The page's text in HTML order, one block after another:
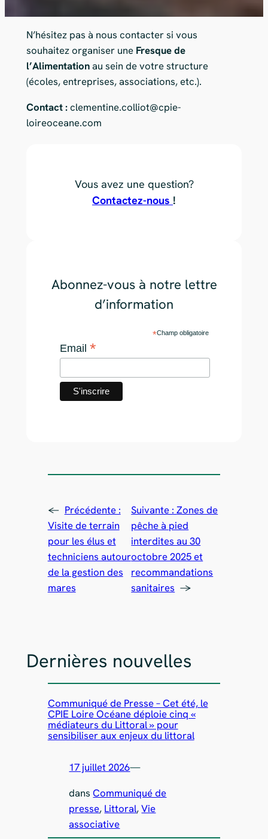
N’hésitez pas à nous contacter si vous
souhaitez organiser une Fresque de
l’Alimentationau sein de votre structure
(écoles, entreprises, associations, etc.).
Contact :clementine.colliot@cpie-
loireoceane.com
Vous avez une question?
Contactez-nous !
Abonnez-vous à notre lettre
d’information
*Champ obligatoire
Email *
← Précédente :
Visite de terrain
pour les élus et
techniciens autour
de la gestion des
mares
Suivante :Zones de
pêche à pied
interdites au 30
octobre 2025 et
recommandations
sanitaires →
Dernières nouvelles
Communiqué de Presse – Cet été, le
CPIE Loire Océane déploie cinq «
médiateurs du Littoral » pour
sensibiliser aux enjeux du littoral
17 juillet 2026—
dansCommuniqué de
presse, Littoral, Vie
associative